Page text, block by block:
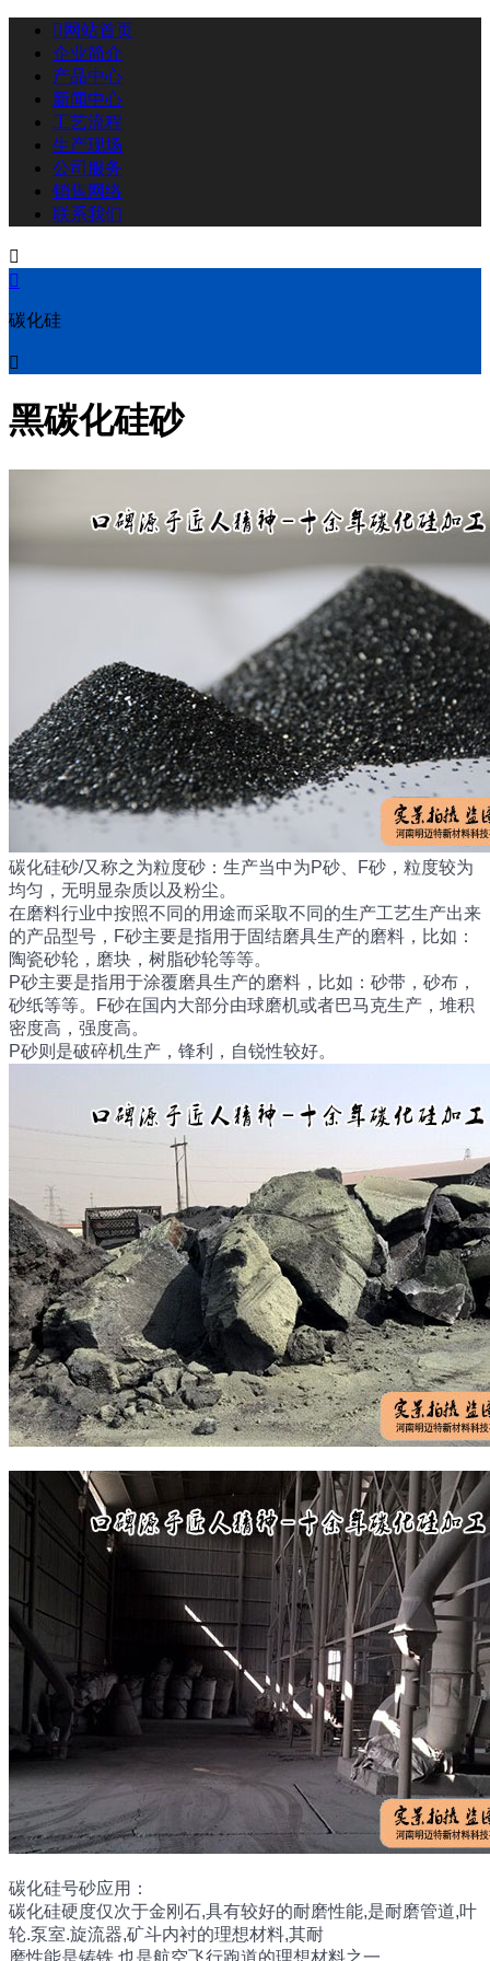
 网站首页
企业简介
产品中心
新闻中心
工艺流程
生产现场
公司服务
销售网络
联系我们


碳化硅

黑碳化硅砂
碳化硅砂/又称之为粒度砂：生产当中为P砂、F砂，粒度较为
均匀，无明显杂质以及粉尘。
在磨料行业中按照不同的用途而采取不同的生产工艺生产出来
的产品型号，F砂主要是指用于固结磨具生产的磨料，比如：
陶瓷砂轮，磨块，树脂砂轮等等。
P砂主要是指用于涂覆磨具生产的磨料，比如：砂带，砂布，
砂纸等等。F砂在国内大部分由球磨机或者巴马克生产，堆积
密度高，强度高。
P砂则是破碎机生产，锋利，自锐性较好。
碳化硅号砂应用：
碳化硅硬度仅次于金刚石,具有较好的耐磨性能,是耐磨管道,叶
轮.泵室.旋流器,矿斗内衬的理想材料,其耐
磨性能是铸铁,也是航空飞行跑道的理想材料之一。